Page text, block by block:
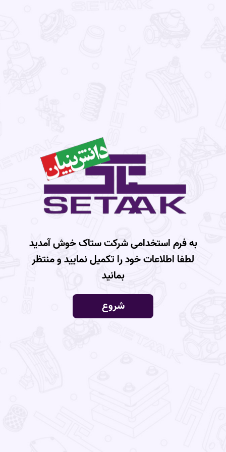
لطفا اطلاعات خود را تکمیل نمایید و منتظر
بمانید
شروع